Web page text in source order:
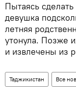
Пытаясь
девушка
летняя
утонула. Позже
и извлечены из
Таджикистан Все